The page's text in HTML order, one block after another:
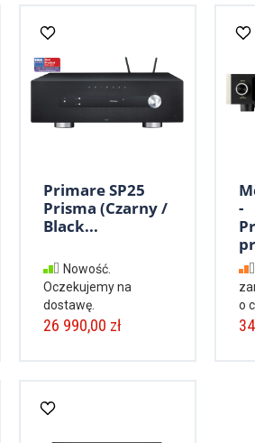
Primare SP25
Prisma (Czarny /
Black...
Nowość.
Oczekujemy na
dostawę.
26 990,00 zł
-
o